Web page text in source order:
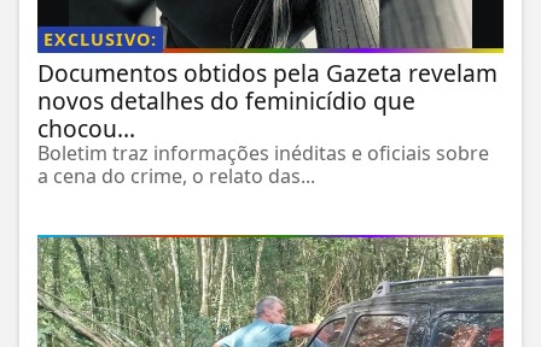
EXCLUSIVO:
Documentos obtidos pela Gazeta revelam
novos detalhes do feminicídio que
chocou...
Boletim traz informações inéditas e oficiais sobre
a cena do crime, o relato das...